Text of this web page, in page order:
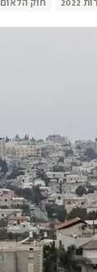
2022 חוק הלאום